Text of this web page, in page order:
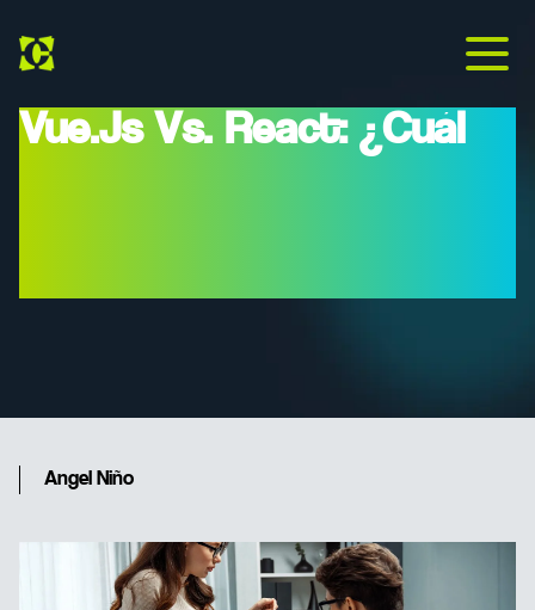
Vue.js Vs. React: ¿Cuál
Angel Niño